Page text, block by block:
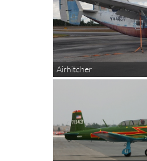
Airhitcher